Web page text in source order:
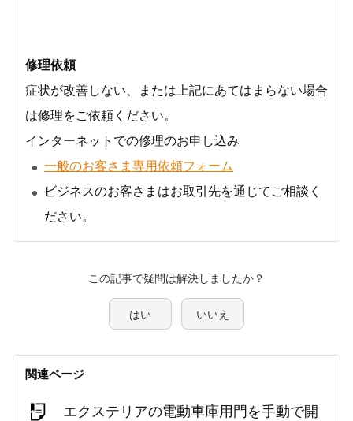
修理依頼
症状が改善しない、または上記にあてはまらない場合
は修理をご依頼ください。
インターネットでの修理のお申し込み
一般のお客さま専用依頼フォーム
ビジネスのお客さまはお取引先を通じてご相談く
ださい。
この記事で疑問は解決しましたか？
はい いいえ
関連ページ
エクステリアの電動車庫用門を手動で開